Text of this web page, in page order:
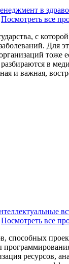
в
Посмотреть все
с
Для
тоже
в
и важная,
Посмотреть все
способных
ресурсов,